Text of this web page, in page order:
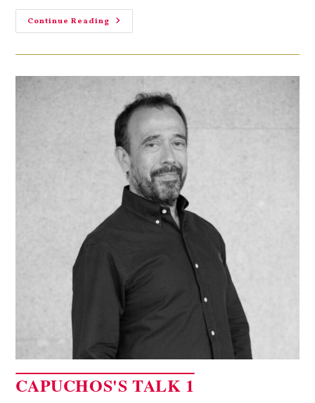
Continue Reading
CAPUCHOS'S TALK 1